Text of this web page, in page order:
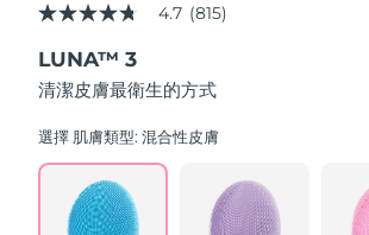
4.7
of
5
stars,
rating
Read
Reviews.
Same
4.7 (815)
LUNA™ 3
清潔皮膚最衛生的方式
選擇 肌膚類型:混合性皮膚